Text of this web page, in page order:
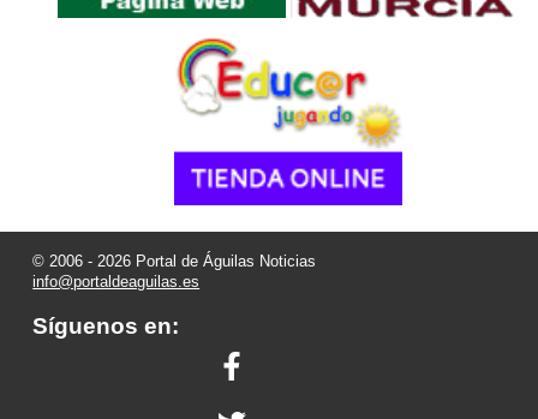
© 2006 - 2026 Portal de Águilas Noticias
info@portaldeaguilas.es
Síguenos en: